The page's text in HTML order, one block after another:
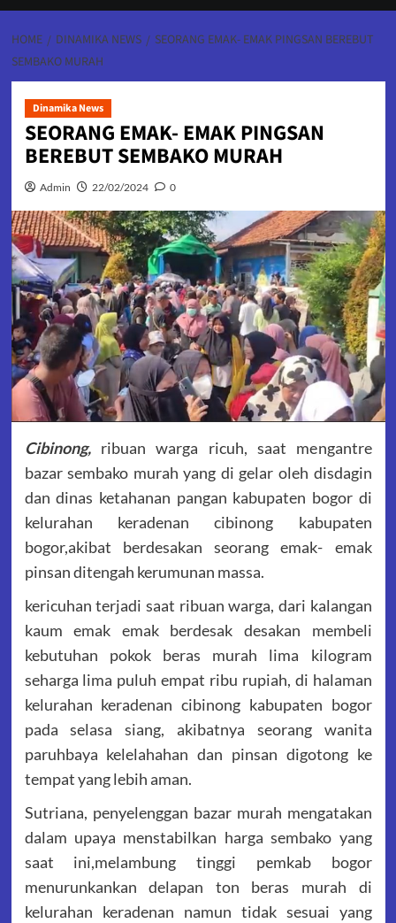
HOME DINAMIKA NEWS
SEORANG EMAK- EMAK PINGSAN BEREBUT
SEMBAKO MURAH
Dinamika News
SEORANG EMAK- EMAK PINGSAN
BEREBUT SEMBAKO MURAH
Admin 22/02/2024 0
Cibinong,ribuan warga ricuh, saat mengantre
bazar sembako murah yang di gelar oleh disdagin
dan dinas ketahanan pangan kabupaten bogor di
kelurahan keradenan cibinong kabupaten
bogor,akibat berdesakan seorang emak- emak
pinsan ditengah kerumunan massa.
kericuhan terjadi saat ribuan warga, dari kalangan
kaum emak emak berdesak desakan membeli
kebutuhan pokok beras murah lima kilogram
seharga lima puluh empat ribu rupiah, di halaman
kelurahan keradenan cibinong kabupaten bogor
pada selasa siang, akibatnya seorang wanita
paruhbaya kelelahahan dan pinsan digotong ke
tempat yang lebih aman.
Sutriana, penyelenggan bazar murah mengatakan
dalam upaya menstabilkan harga sembako yang
saat ini,melambung tinggi pemkab bogor
menurunkankan delapan ton beras murah di
kelurahan keradenan namun tidak sesuai yang